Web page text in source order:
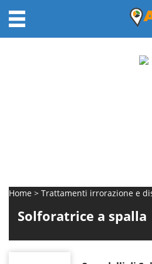
Home Trattamenti irrorazione e
Solforatrice a